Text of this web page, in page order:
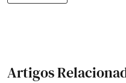
Artigos